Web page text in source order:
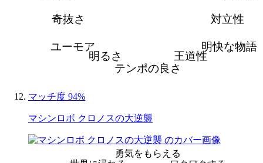
対立性
明快な物語
王道性
テンポの良さ
明るさ
ユーモア
奇抜さ
マッチ度 94%
マシンロボ クロノスの大逆襲
勇気をもらえる